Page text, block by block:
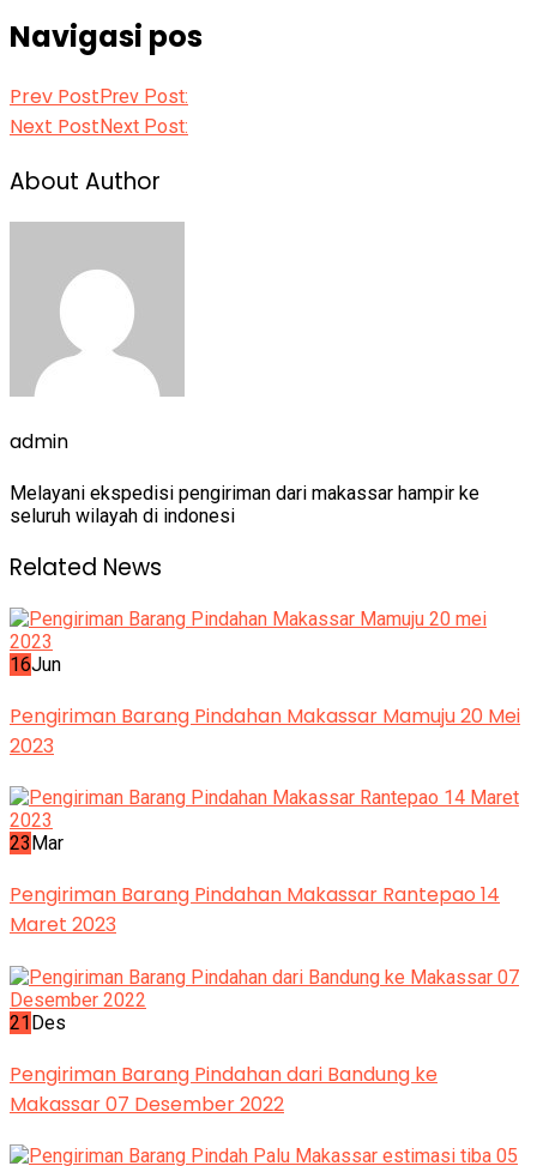
Navigasi pos
Prev Post Prev Post:
Next Post Next Post:
About Author
admin
Melayani ekspedisi pengiriman dari makassar hampir ke
seluruh wilayah di indonesi
Related News
16Jun
Pengiriman Barang Pindahan Makassar Mamuju 20 Mei
2023
23 Mar
Pengiriman Barang Pindahan Makassar Rantepao 14
Maret 2023
21Des
Pengiriman Barang Pindahan dari Bandung ke
Makassar 07 Desember 2022